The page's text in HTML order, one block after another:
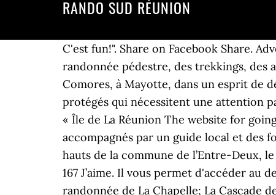
RANDO SUD RÉUNION
C'est fun!". Share on Facebook Share. Advertising Organizer Jackob974. Rando Run Trekking organise depuis 15 ans des circuits de randonnée pédestre, des trekkings, des ascensions et des raids, à l'ile de la Réunion, à Madagascar, en Tanzanie et au Kenya, aux Iles Comores, à Mayotte, dans un esprit de découverte, de dépaysement et d'aventure. Sud Randos créé des voyages dans des espaces protégés qui nécessitent une attention particulière. Pour tout autre projet, n'hésitez pas à nous contacter. Dates et prix. » Je m'inscris « Île de La Réunion The website for going out with friends and making new friends in your city. Nous proposons des treks accompagnés par un guide local et des formules de treks en Liberté. Accueil; Randonnee a la Reunion; Rando region : sud; Situé sur les hauts de la commune de l’Entre-Deux, le dimitile est une crête qui monte en direction du cirque de Cilaos. Les visites s’effectuent […] 167 J’aime. Il vous permet d'accéder au descriptif détaillé de cette randonnée (topoguide, carte, point d'intérêt...) Consultez la fiche randonnée de La Chapelle; La Cascade de Bras Rouge. ... Pour garder un souvenir impérissable de ce moment unique, vous pourrez repartir avec les photos de votre "vol rando" ! L'hébergement à lieu dans des gites C'est aussi une petite équipe animée d'une passion communicative pour des balades hors des sentiers battus et pour les voyages à pied à la rencontre d'un pays et de ses habitants. Les sites sont fragiles et nous avons le devoir d’en assurer la pérennité pour les générations futures. La Réunion, surnommée aussi l'île intense. Vincent, Arthur, Benoit, Jocelyn, Nicolas et Mathéo vous accompagnent en randonnée sur le Piton de la fournaise ou à la découverte de ses nombreux tunnels de lave. Durée : 6h30/7h. Soixante personnes ont enfilé leurs chaussures de randonnée et récolté une tonne de déchets durant l'événement. Corse . Road Trip : la côte Sud-Est; Road Trip : la côte Est; A propos; Contactez-nous ! Le Mare a mare Nord (Corse) 26 ... Topo de Rando vous propose de découvrir les topos guides des plus belles randonnées de France : sentiers connus, randonnées ou GR. Agence De Visites Touristiques à SAINT PIERRE. Mais c’est surtout le point de RDV pour les amateurs de nature ou de sensations fortes…! Traversée Nord-Sud de l'île de la Réunion en 10 jours. Située au creux des gorges de la rivière du "Bras Rouge", au bout d'un sentier assez facile à pratiquer, la cascade est visible par le dessus. Loisirs et activités. "C'est une excellente manière de joindre l'utile à l'agréable. Le sud de La Réunion. On découvre un bel endroit, on aide à le nettoyer et on rencontre de nouvelles personnes qui partagent nos valeurs. 3 choses à faire dans le coin : La fameuse randonnée du Piton de la Fournaise. Location vacances Saint Leu. Depuis notre création, nous avons toujours eu à coeur de développer un tourisme responsable. Send email Mail. Cilaos - Marla > Départ : route de l'ilet à Cordes - Cilaos - Alt 1250m > Col du taïbit - Alt 2080 m - Dist 4km > Arrivée : Marla - Mafate - Alt 1650m - 6,5 km +950m-550m: